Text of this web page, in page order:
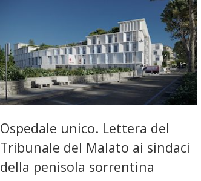
Ospedale unico. Lettera del
Tribunale del Malato ai sindaci
della penisola sorrentina